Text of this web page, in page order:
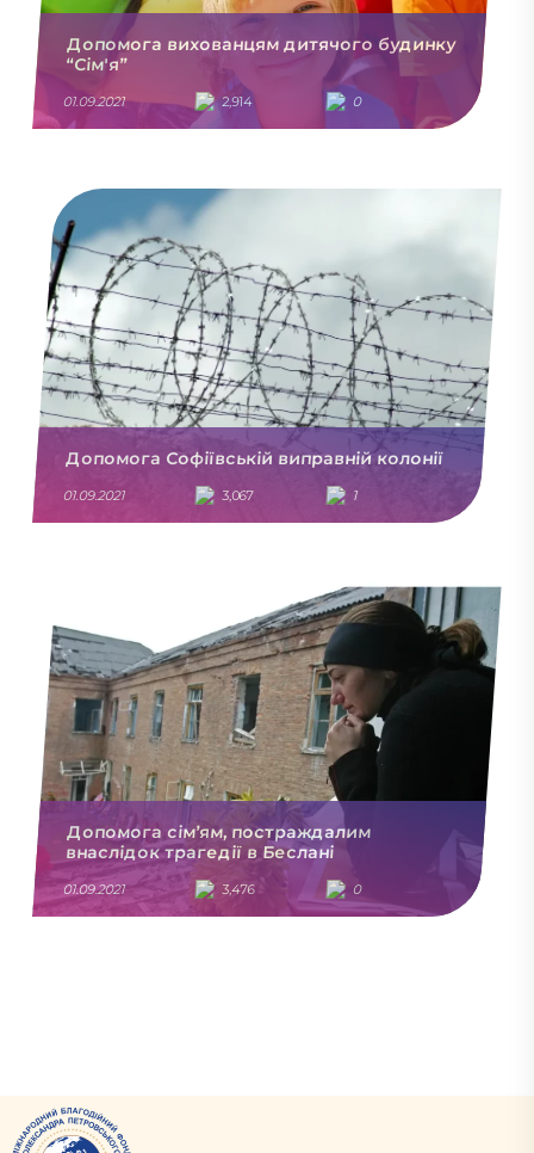
Допомога вихованцям дитячого будинку
“Сім'я”
01.09.2021 2,914 0
Допомога Софіївській виправній колонії
01.09.2021 3,067 1
Допомога сім’ям, постраждалим
внаслідок трагедії в Беслані
01.09.2021 3,476 0